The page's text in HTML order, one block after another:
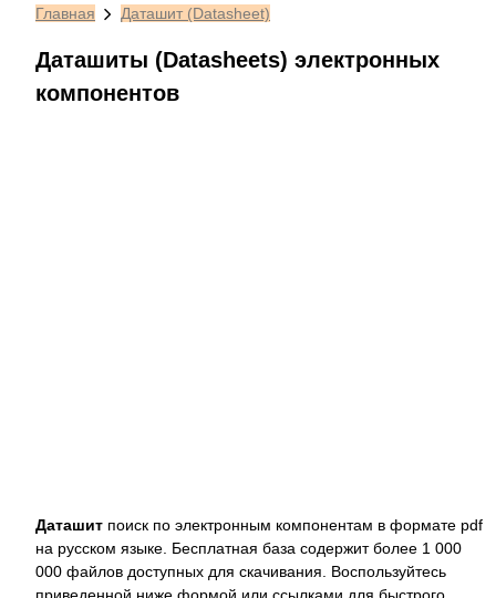
Главная Даташит (Datasheet)
Даташиты (Datasheets) электронных
компонентов
Даташит поиск по электронным компонентам в формате pdf
на русском языке. Бесплатная база содержит более 1 000
000 файлов доступных для скачивания. Воспользуйтесь
приведенной ниже формой или ссылками для быстрого